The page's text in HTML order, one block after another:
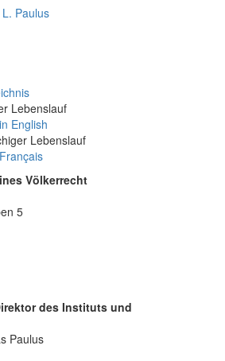
Paulus
Lebenslauf
English
Lebenslauf
Völkerrecht
5
des Instituts und
Paulus